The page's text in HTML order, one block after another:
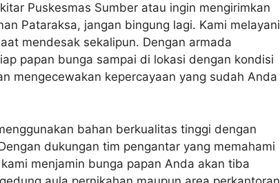
Puskesmas Sumber atau ingin mengirimkan
Pataraksa, jangan bingung lagi. Kami melayani
mendesak sekalipun. Dengan armada
papan bunga sampai di lokasi dengan kondisi
mengecewakan kepercayaan yang sudah Anda
bahan berkualitas tinggi dengan
dukungan tim pengantar yang memahami
menjamin bunga papan Anda akan tiba